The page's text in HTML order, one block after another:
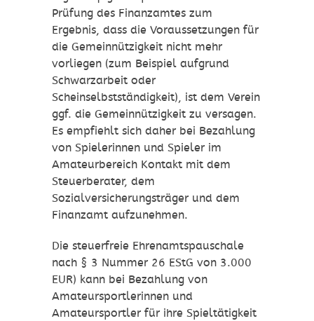
Prüfung des Finanzamtes zum
Ergebnis, dass die Voraussetzungen für
die Gemeinnützigkeit nicht mehr
vorliegen (zum Beispiel aufgrund
Schwarzarbeit oder
Scheinselbstständigkeit), ist dem Verein
ggf. die Gemeinnützigkeit zu versagen.
Es empfiehlt sich daher bei Bezahlung
von Spielerinnen und Spieler im
Amateurbereich Kontakt mit dem
Steuerberater, dem
Sozialversicherungsträger und dem
Finanzamt aufzunehmen.
Die steuerfreie Ehrenamtspauschale
nach § 3 Nummer 26 EStG von 3.000
EUR) kann bei Bezahlung von
Amateursportlerinnen und
Amateursportler für ihre Spieltätigkeit